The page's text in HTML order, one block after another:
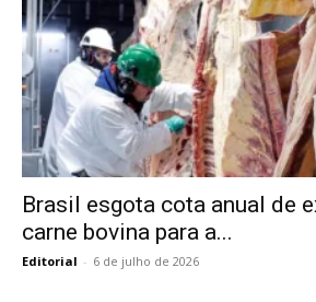
Brasil esgota cota anual de
carne bovina para a...
Editorial - 6 de julho de 2026